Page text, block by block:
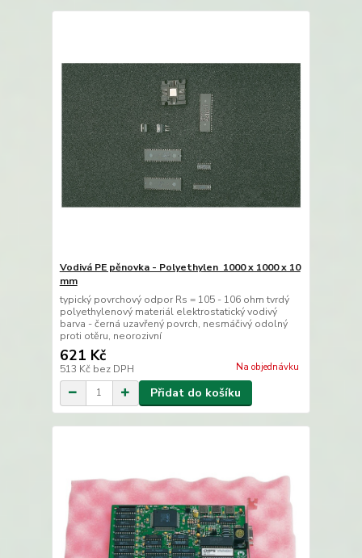
Vodivá PE pěnovka - Polyethylen 1000 x 1000 x 10
mm
typický povrchový odpor Rs = 105 - 106 ohm tvrdý
polyethylenový materiál elektrostatický vodivý
barva - černá uzavřený povrch, nesmáčivý odolný
proti otěru, neorozivní
621 Kč
513 Kč bez DPH Na objednávku
Přidat do košíku